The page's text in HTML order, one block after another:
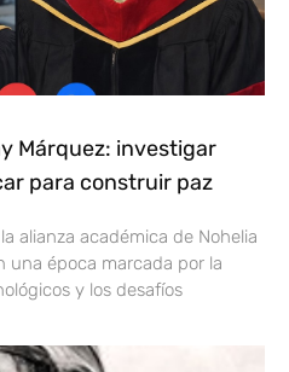
Márquez: investigar
para construir paz
alianza académica de Nohelia
una época marcada por la
y los desafíos